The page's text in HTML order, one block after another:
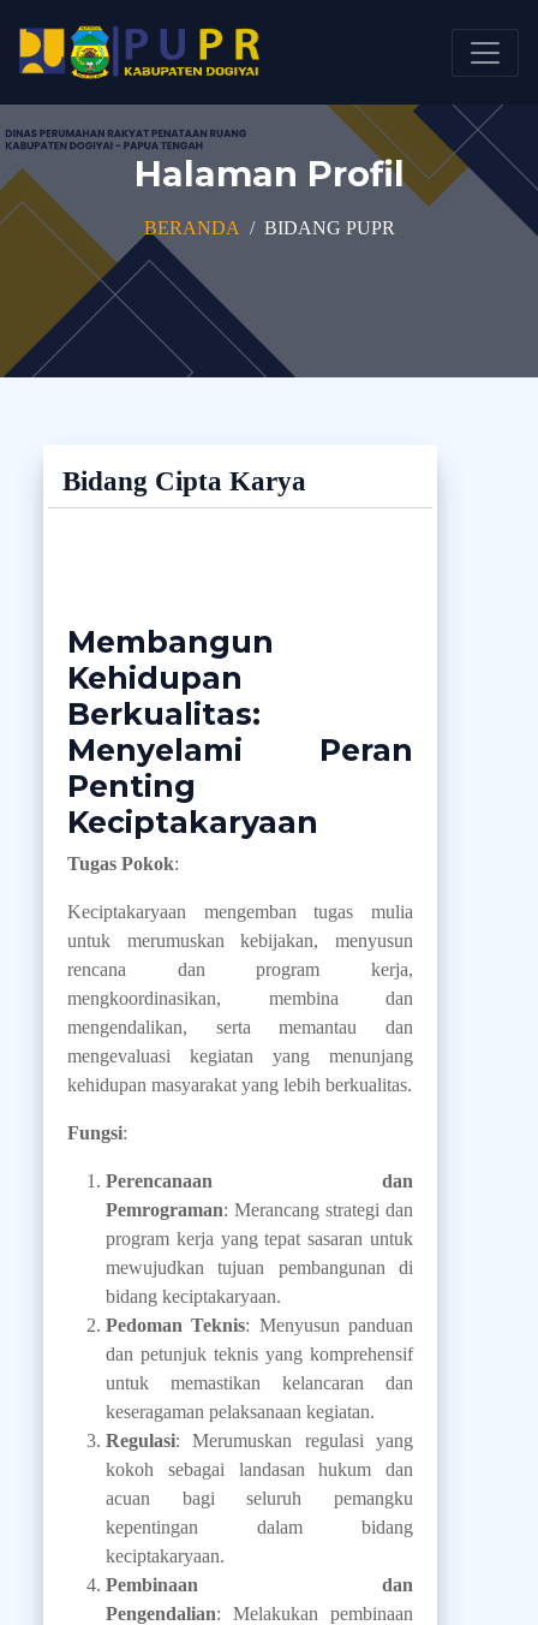
Halaman Profil
BERANDA BIDANG PUPR
Bidang Cipta Karya
Membangun
Kehidupan
Berkualitas:
Menyelami Peran
Penting
Keciptakaryaan
Tugas Pokok:
Keciptakaryaan mengemban tugas mulia
untuk merumuskan kebijakan, menyusun
rencana dan program kerja,
mengkoordinasikan, membina dan
mengendalikan, serta memantau dan
mengevaluasi kegiatan yang menunjang
kehidupan masyarakat yang lebih berkualitas.
Fungsi:
Perencanaan dan
Pemrograman: Merancang strategi dan
program kerja yang tepat sasaran untuk
mewujudkan tujuan pembangunan di
bidang keciptakaryaan.
Pedoman Teknis: Menyusun panduan
dan petunjuk teknis yang komprehensif
untuk memastikan kelancaran dan
keseragaman pelaksanaan kegiatan.
Regulasi: Merumuskan regulasi yang
kokoh sebagai landasan hukum dan
acuan bagi seluruh pemangku
kepentingan dalam bidang
keciptakaryaan.
Pembinaan dan
Pengendalian: Melakukan pembinaan